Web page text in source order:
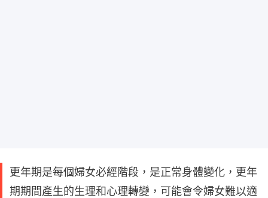
更年期是每個婦女必經階段，是正常身體變化，更年
期期間產生的生理和心理轉變，可能會令婦女難以適